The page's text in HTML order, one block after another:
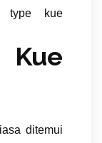
type kue
ditemui